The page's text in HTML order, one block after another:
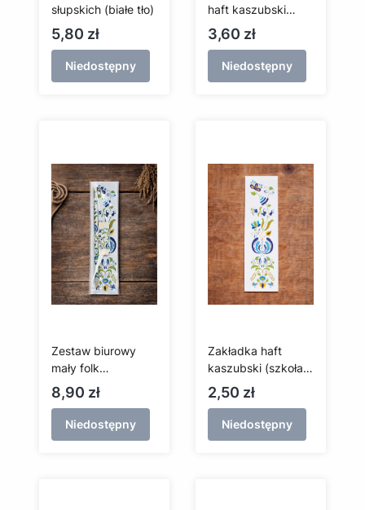
słupskich (białe tło)
Cena
5,80 zł
Niedostępny
haft kaszubski
(szkoła słupska)
Cena
3,60 zł
Niedostępny
Zestaw biurowy
mały folk
kaszubski, szkoła
słupska
Cena
8,90 zł
Niedostępny
Zakładka haft
kaszubski (szkoła
słupska)
Cena
2,50 zł
Niedostępny